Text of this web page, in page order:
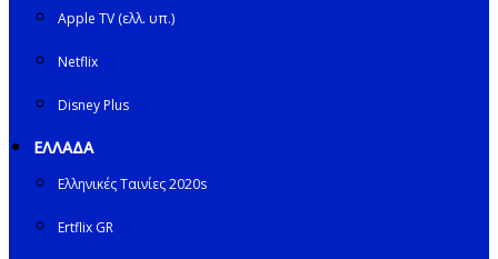
Apple TV (ελλ. υπ.)
Netflix
Disney Plus
ΕΛΛΑΔΑ
Ελληνικές Ταινίες 2020s
Ertflix GR